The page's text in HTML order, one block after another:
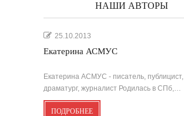
НАШИ АВТОРЫ
25.10.2013
Екатерина АСМУС
Екатерина АСМУС - писатель, публицист,
драматург, журналист Родилась в СПб,…
ПОДРОБНЕЕ